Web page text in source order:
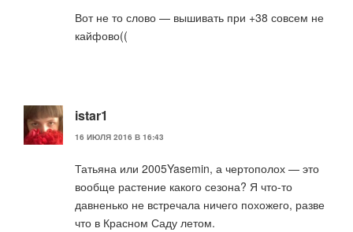
Вот не то слово — вышивать при +38 совсем не
кайфово((
istar1
16 ИЮЛЯ 2016 В 16:43
Татьяна или 2005Yasemin, а чертополох — это
вообще растение какого сезона? Я что-то
давненько не встречала ничего похожего, разве
что в Красном Саду летом.